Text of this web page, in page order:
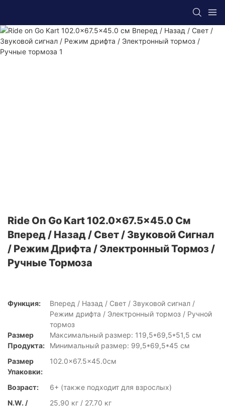
Ride On Go Kart 102.0x67.5x45.0 См
Вперед / Назад / Свет / Звуковой Сигнал
/ Режим Дрифта / Электронный Тормоз /
Ручные Тормоза
Функция:
Вперед / Назад / Свет / Звуковой сигнал /
Режим дрифта / Электронный тормоз / Ручной
тормоз
Размер
Продукта:
Максимальный размер: 119,5*69,5*51,5 см
Минимальный размер: 99,5*69,5*45 см
Размер
Упаковки:
102.0x67.5x45.0см
Возраст:
6+ (также подходит для взрослых)
N.W. /
25,90 кг / 27,70 кг